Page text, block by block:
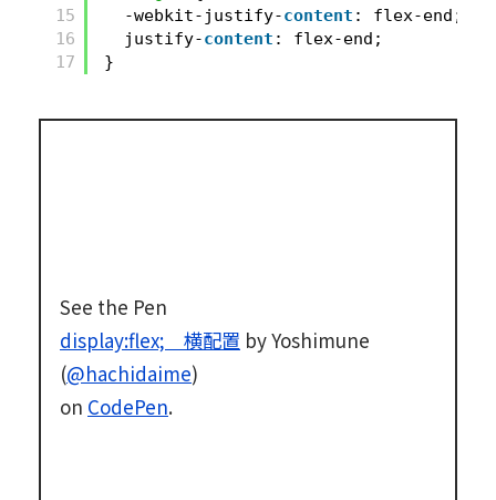
15
16
17
-webkit-justify-content : flex-end;
justify-content : flex-end;
}
See the Pen
display:flex; 横配置 by Yoshimune
(@hachidaime)
on CodePen.